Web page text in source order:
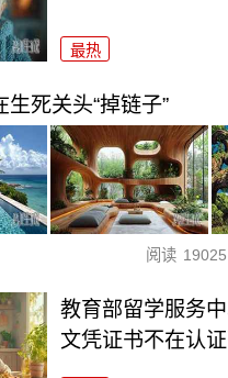
最热
死关头“掉链子”
阅读 19025
教育部留学服务
文凭证书不在认